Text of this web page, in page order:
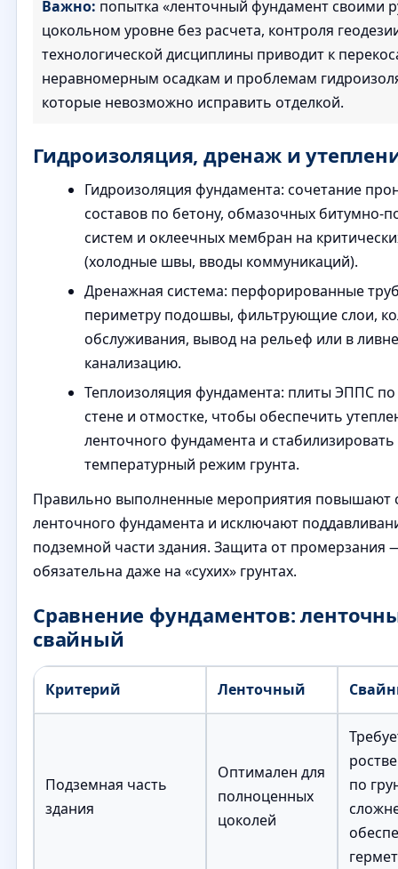
Важно: попытка «ленточный фундамент своими
цокольном уровне без расчета, контроля
технологической дисциплины приводит к
неравномерным осадкам и проблемам
которые невозможно исправить отделкой.
Гидроизоляция, дренаж и
Гидроизоляция фундамента: сочетание
составов по бетону, обмазочных битумно-
систем и оклеечных мембран на
(холодные швы, вводы коммуникаций).
Дренажная система: перфорированные
периметру подошвы, фильтрующие слои,
обслуживания, вывод на рельеф или в
канализацию.
Теплоизоляция фундамента: плиты ЭППС
стене и отмостке, чтобы обеспечить
ленточного фундамента и стабилизировать
температурный режим грунта.
Правильно выполненные мероприятия повышают
ленточного фундамента и исключают
подземной части здания. Защита от промерзания
обязательна даже на «сухих» грунтах.
Сравнение фундаментов:
свайный
Критерий Ленточный
Подземная часть
здания
Оптимален для
полноценных
цоколей
по